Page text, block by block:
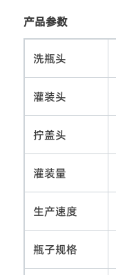
产品参数
洗瓶头
灌装头
拧盖头
灌装量
生产速度
瓶子规格